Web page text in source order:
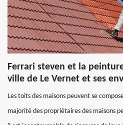
Ferrari steven et la
ville de Le Vernet et ses
Les toits des maisons peuvent se
majorité des propriétaires des maisons